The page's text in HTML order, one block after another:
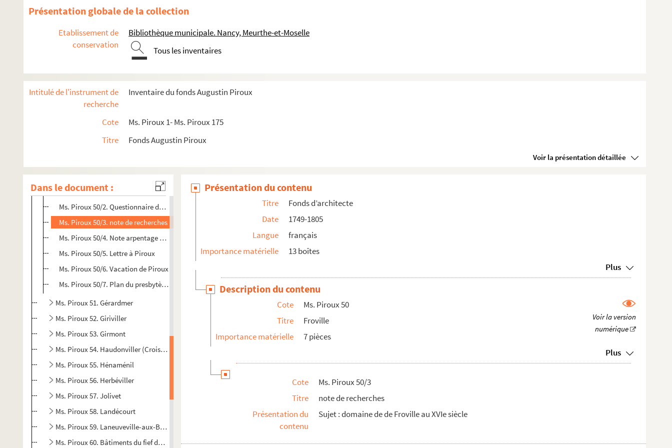
Présentation globale de la collection
Etablissement de
conservation
Bibliothèque municipale. Nancy, Meurthe-et-Moselle
Tous les inventaires
Intitulé de l'instrument de
recherche
Inventaire du fonds Augustin Piroux
Cote
Ms. Piroux 1- Ms. Piroux 175
Titre
Fonds Augustin Piroux
Voir la présentation détaillée
Dans le document :
Ms. Piroux 40. Domèvre sur Durbion
Ms. Piroux 41. Dommartin (Dommartin-lès-Remiremont) et Vecoux
Ms. Piroux 42. Domptail
Ms. Piroux 44. Essegney
Ms. Piroux 45. Fauconcourt
Ms. Piroux 47. Flavigny-sur-Moselle
Ms. Piroux 48. Frescati
Ms. Piroux 50. Froville
Ms. Piroux 50/1. Produit et emploi de la recette en blé froment
Ms. Piroux 50/2. Questionnaire de l’Administration centrale du département de la Meurthe au directeur de l’agence du ...
Ms. Piroux 50/3. note de recherches
Ms. Piroux 50/4. Note arpentage et calculs
Ms. Piroux 50/5. Lettre à Piroux
Ms. Piroux 50/6. Vacation de Piroux
Ms. Piroux 50/7. Plan du presbytère et prieuré de Froville
Ms. Piroux 51. Gérardmer
Ms. Piroux 52. Giriviller
Ms. Piroux 53. Girmont
Ms. Piroux 54. Haudonviller (Croismare)
Ms. Piroux 55. Hénaménil
Ms. Piroux 56. Herbéviller
Ms. Piroux 57. Jolivet
Ms. Piroux 58. Landécourt
Ms. Piroux 59. Laneuveville-aux-Bois
Ms. Piroux 60. Bâtiments du fief de La Rochelle (Bonviller)
Présentation du contenu
Titre
Fonds d’architecte
Date
1749-1805
Langue
français
Importance matérielle
13 boîtes
Plus
Description du contenu
Cote
Ms. Piroux 50
Titre
Froville
Importance matérielle
7 pièces
Plus
Cote
Ms. Piroux 50/3
Titre
note de recherches
Présentation du
contenu
Sujet : domaine de de Froville au XVIe siècle